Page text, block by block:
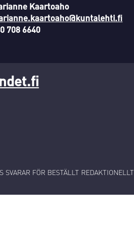
Kaartoaho
708 6640
FÖR BESTÄLLT REDAKTIONELLT